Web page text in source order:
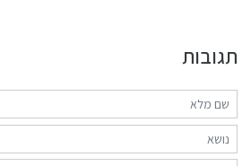
תגובות